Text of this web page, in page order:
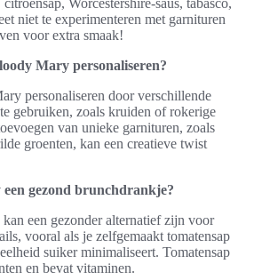
niet te experimenteren met garnituren
voor extra smaak!
Mary personaliseren?
personaliseren door verschillende
gebruiken, zoals kruiden of rokerige
van unieke garnituren, zoals
groenten, kan een creatieve twist
gezond brunchdrankje?
een gezonder alternatief zijn voor
vooral als je zelfgemaakt tomatensap
suiker minimaliseert. Tomatensap
en bevat vitaminen.